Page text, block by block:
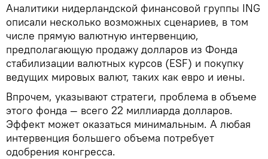
Аналитики нидерландской финансовой группы ING
описали несколько возможных сценариев, в том
числе прямую валютную интервенцию,
предполагающую продажу долларов из Фонда
стабилизации валютных курсов (ESF) и покупку
ведущих мировых валют, таких как евро и иены.
Впрочем, указывают стратеги, проблема в объеме
этого фонда — всего 22 миллиарда долларов.
Эффект может оказаться минимальным. А любая
интервенция большего объема потребует
одобрения конгресса.